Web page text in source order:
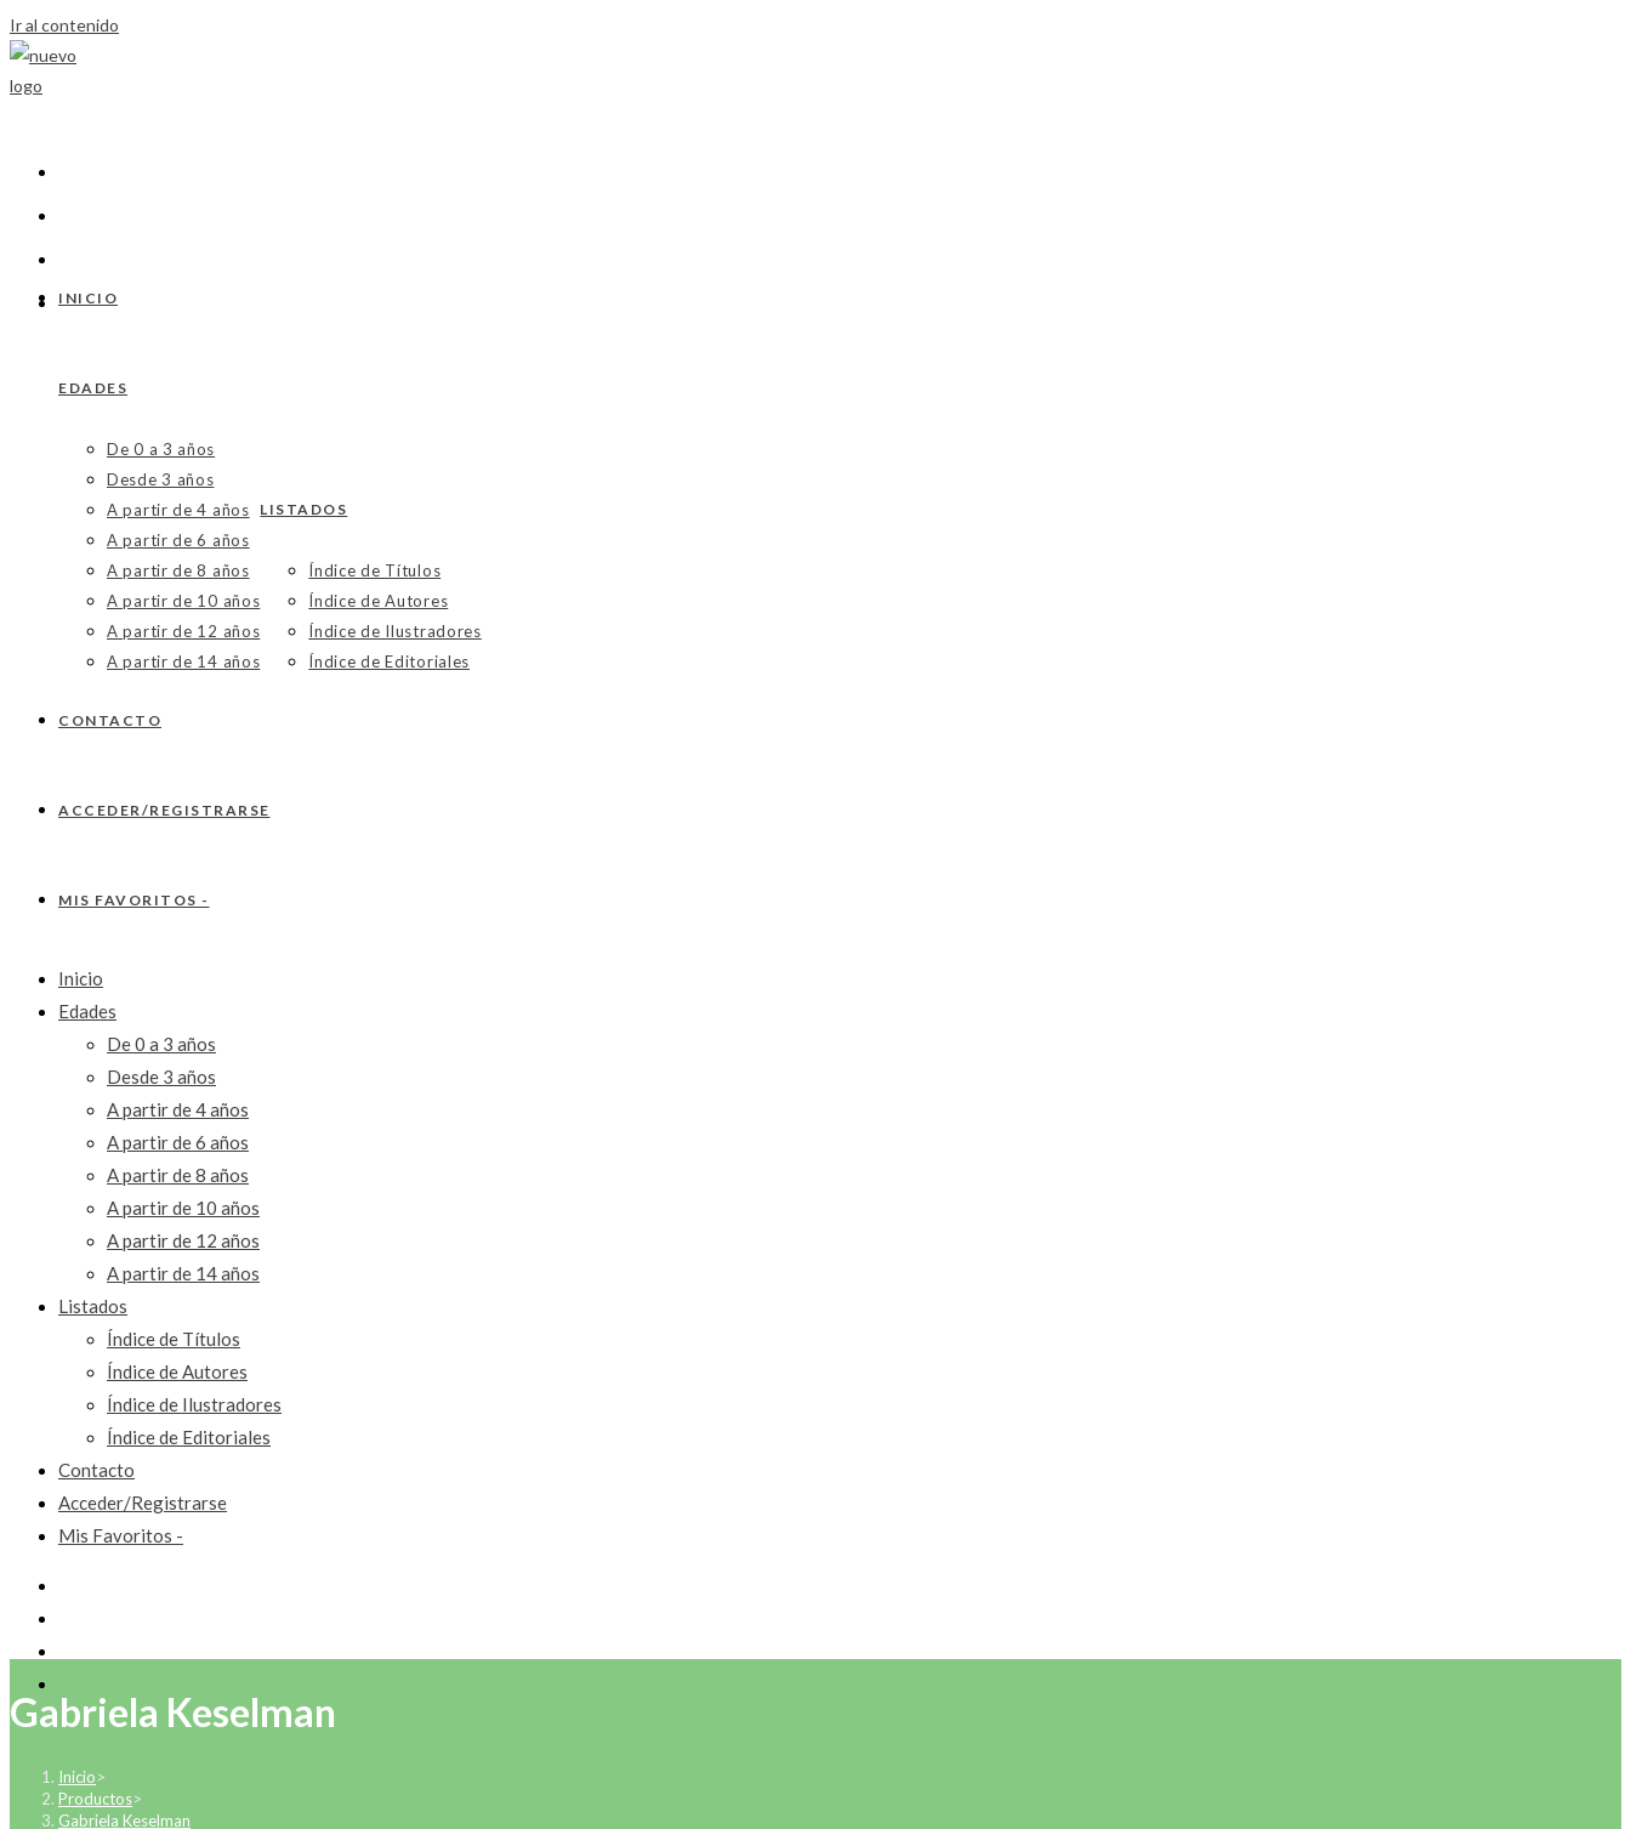
Ir al contenido
INICIO
EDADES
De 0 a 3 años
Desde 3 años
A partir de 4 años
A partir de 6 años
A partir de 8 años
A partir de 10 años
A partir de 12 años
A partir de 14 años
LISTADOS
Índice de Títulos
Índice de Autores
Índice de Ilustradores
Índice de Editoriales
CONTACTO
ACCEDER/REGISTRARSE
MIS FAVORITOS -
Inicio
Edades
De 0 a 3 años
Desde 3 años
A partir de 4 años
A partir de 6 años
A partir de 8 años
A partir de 10 años
A partir de 12 años
A partir de 14 años
Listados
Índice de Títulos
Índice de Autores
Índice de Ilustradores
Índice de Editoriales
Contacto
Acceder/Registrarse
Mis Favoritos -
Gabriela Keselman
Inicio>
Productos>
Gabriela Keselman